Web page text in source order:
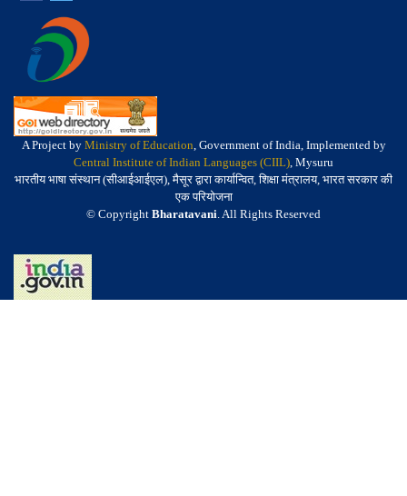
A Project by Ministry of Education, Government of India, Implemented by
Central Institute of Indian Languages (CIIL), Mysuru
भारतीय भाषा संस्थान (सीआईआईएल), मैसूर द्वारा कार्यान्वित, शिक्षा मंत्रालय, भारत सरकार की
एक परियोजना
© Copyright Bharatavani. All Rights Reserved